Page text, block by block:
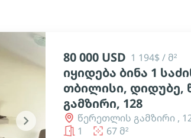
chevron_right
80 000 USD 1 194$ / მ²
იყიდება ბინა 1
თბილისი, დიდუბე,
გამზირი, 128
წერეთლის გამზირი ,
1
67 მ²